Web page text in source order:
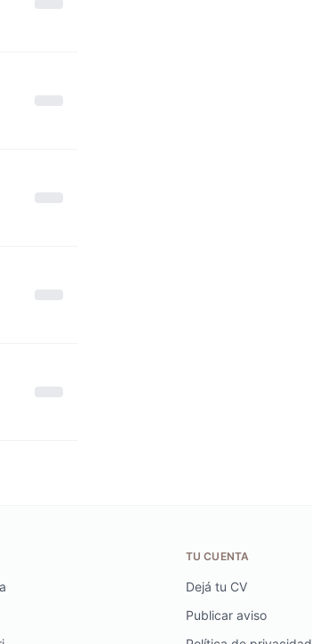
TU CUENTA
Dejá tu CV
Publicar aviso